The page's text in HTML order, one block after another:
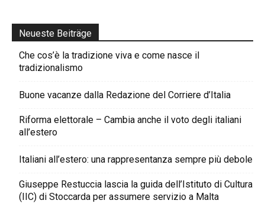
Neueste Beiträge
Che cos’è la tradizione viva e come nasce il
tradizionalismo
Buone vacanze dalla Redazione del Corriere d’Italia
Riforma elettorale – Cambia anche il voto degli italiani
all’estero
Italiani all’estero: una rappresentanza sempre più debole
Giuseppe Restuccia lascia la guida dell’Istituto di Cultura
(IIC) di Stoccarda per assumere servizio a Malta